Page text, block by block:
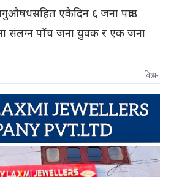
एकैदिन ६ जना पक्राउ
संलग्न पाँच जना युवक र एक जना
विज्ञापन